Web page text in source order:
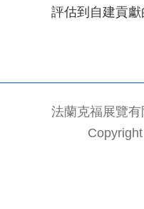
評估到自建貢獻
法蘭克福展覽